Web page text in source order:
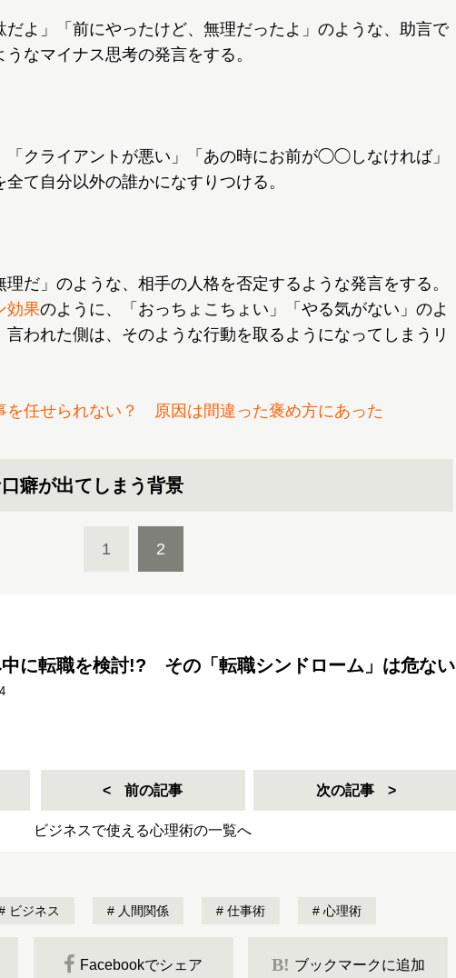
だよ」「前にやったけど、無理だったよ」のような、助言で
なマイナス思考の発言をする。
「クライアントが悪い」「あの時にお前が◯◯しなければ」
て自分以外の誰かになすりつける。
理だ」のような、相手の人格を否定するような発言をする。
効果のように、「おっちょこちょい」「やる気がない」のよ
言われた側は、そのような行動を取るようになってしまうリ
を任せられない？ 原因は間違った褒め方にあった
癖が出てしまう背景
1 2
に転職を検討!? その「転職シンドローム」は危ない
前の記事 次の記事
ビジネスで使える心理術の一覧へ
ビジネス 人間関係 仕事術 心理術
Facebookでシェア B! ブックマークに追加